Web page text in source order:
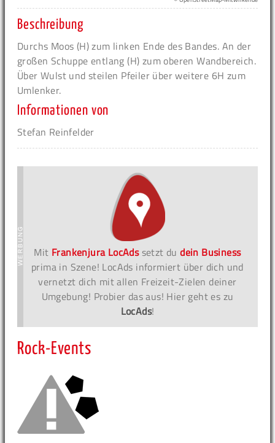
Beschreibung
Durchs Moos (H) zum linken Ende des Bandes. An der
großen Schuppe entlang (H) zum oberen Wandbereich.
Über Wulst und steilen Pfeiler über weitere 6H zum
Umlenker.
Informationen von
Stefan Reinfelder
Mit Frankenjura LocAdssetzt dudein Business
prima in Szene! LocAds informiert über dich und
vernetzt dich mit allen Freizeit-Zielen deiner
Umgebung! Probier das aus! Hier geht es zu
LocAds!
Rock-Events